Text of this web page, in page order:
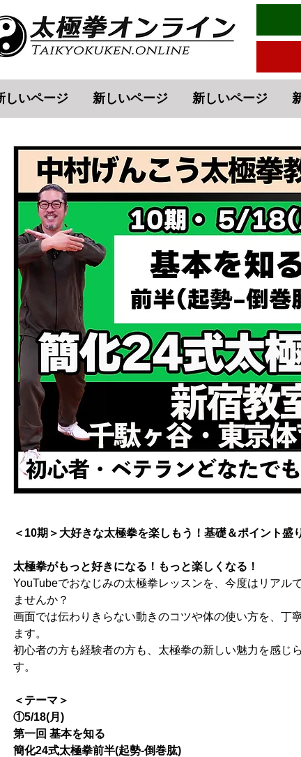
有
しいページ 新しいページ 新しいページ
＜10期＞大好きな太極拳を楽しもう！基礎＆ポイント盛
太極拳がもっと好きになる！もっと楽しくなる！
YouTubeでおなじみの太極拳レッスンを、今度はリアル
ませんか？
画面では伝わりきらない動きのコツや体の使い方を、丁
ます。
初心者の方も経験者の方も、太極拳の新しい魅力を感じ
す。
＜テーマ＞
①5/18(月)
第一回 基本を知る
簡化24式太極拳前半(起勢-倒巻肱)